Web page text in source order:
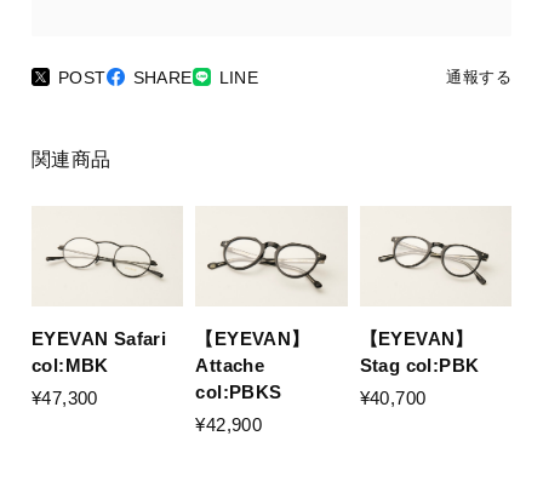
POST SHARE LINE 通報する
関連商品
EYEVAN Safari
col:MBK
¥47,300
【EYEVAN】
Attache
col:PBKS
¥42,900
【EYEVAN】
Stag col:PBK
¥40,700